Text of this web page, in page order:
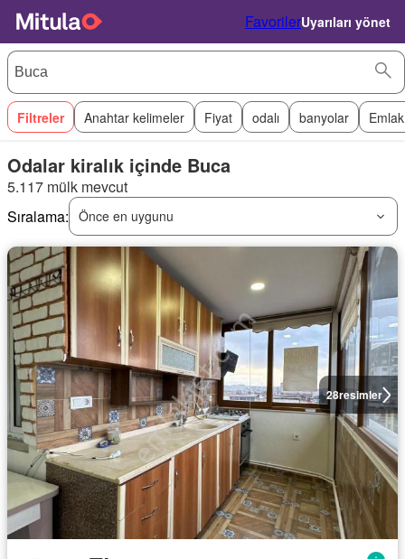
FavorilerUyarıları yönet
Filtreler Anahtar kelimeler Fiyat odalı banyolar
Odalar kiralık içinde Buca
5.117 mülk mevcut
Sıralama: Önce en uygunu
28resimler